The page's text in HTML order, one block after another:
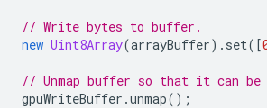
// Write bytes to buffer.
new Uint8Array(arrayBuffer). set([
// Unmap buffer so that it can
gpuWriteBuffer .unmap();